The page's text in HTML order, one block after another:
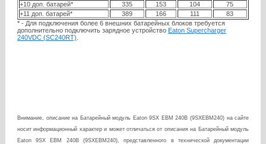
+10 доп. батарей*
335 153 104
75
+11 доп. батарей*
389 166 111
83
* - Для подключения более 6 внешних батарейных блоков требуется
дополнительно подключить зарядное устройство Eaton Supercharger
240VDC (SC240RT)
Внимание, описание на Батарейный модуль Eaton 9SX EBM 240В (9SXEBM240)на сайте
носит информационный характер и может отличаться от описания на Батарейный модуль
Eaton 9SX EBM 240В (9SXEBM240), представленного в технической документации